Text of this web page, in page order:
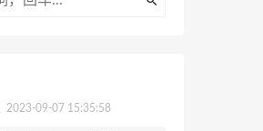
2023-09-07 15:35:58